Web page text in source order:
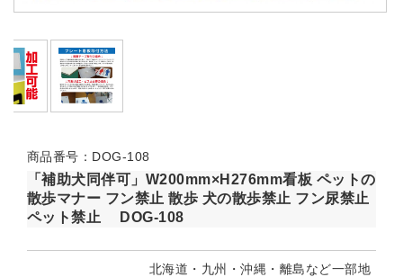
商品番号：DOG-108
「補助犬同伴可」W200mm×H276mm看板 ペットの
散歩マナー フン禁止 散歩 犬の散歩禁止 フン尿禁止
ペット禁止 DOG-108
北海道・九州・沖縄・離島など一部地